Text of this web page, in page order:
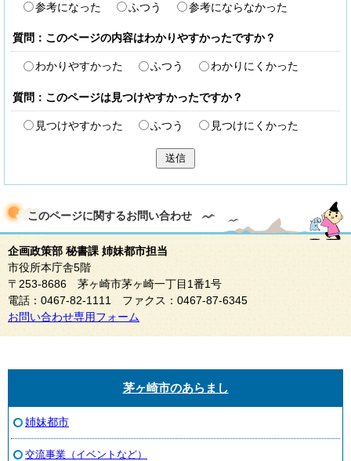
参考になった ふつう 参考にならなかった
質問：このページの内容はわかりやすかったですか？
わかりやすかった ふつう わかりにくかった
質問：このページは見つけやすかったですか？
見つけやすかった ふつう 見つけにくかった
送信
このページに関するお問い合わせ
企画政策部 秘書課 姉妹都市担当
市役所本庁舎5階
〒253-8686 茅ヶ崎市茅ヶ崎一丁目1番1号
電話：0467-82-1111 ファクス：0467-87-6345
お問い合わせ専用フォーム
茅ヶ崎市のあらまし
姉妹都市
交流事業（イベントなど）